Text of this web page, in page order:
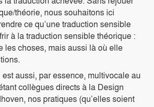
théorie, nous souhaitons ici
ce qu’une traduction sensible
à la traduction sensible théorique :
les choses, mais aussi là où elle
aussi, par essence, multivocale au
collègues directs à la Design
nos pratiques (qu’elles soient